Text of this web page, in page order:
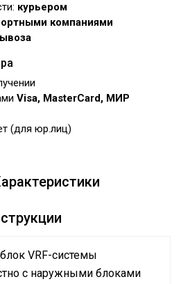
курьером
компаниями
Visa, MasterCard, МИР
(для юр.лиц)
VRF-системы
с наружными блоками